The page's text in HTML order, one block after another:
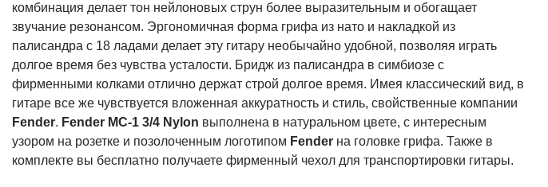
комбинация делает тон нейлоновых струн более выразительным и обогащает
звучание резонансом. Эргономичная форма грифа из нато и накладкой из
палисандра с 18 ладами делает эту гитару необычайно удобной, позволяя играть
долгое время без чувства усталости. Бридж из палисандра в симбиозе с
фирменными колками отлично держат строй долгое время. Имея классический вид, в
гитаре все же чувствуется вложенная аккуратность и стиль, свойственные компании
Fender. Fender MC-1 3/4 Nylon выполнена в натуральном цвете, с интересным
узором на розетке и позолоченным логотипом Fender на головке грифа. Также в
комплекте вы бесплатно получаете фирменный чехол для транспортировки гитары.